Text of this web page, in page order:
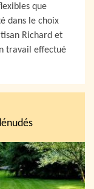
que
dans le choix
Richard et
travail effectué